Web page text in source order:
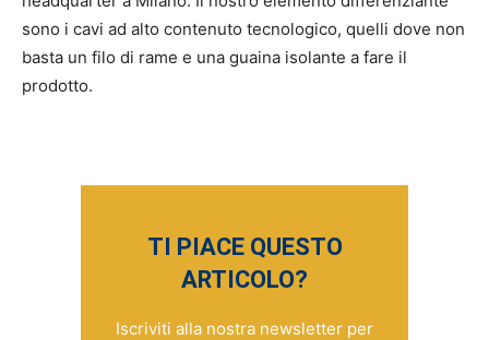
sono i cavi ad alto contenuto tecnologico, quelli dove non
basta un filo di rame e una guaina isolante a fare il
prodotto.
TI PIACE QUESTO
ARTICOLO?
Iscriviti alla nostra newsletter per